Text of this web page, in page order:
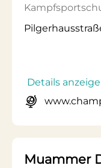
Details
Muammer